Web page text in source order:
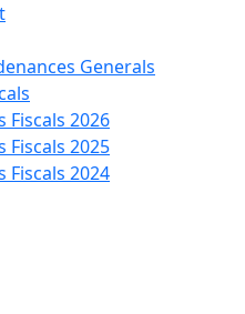
Generals
Fiscals 2026
Fiscals 2025
Fiscals 2024